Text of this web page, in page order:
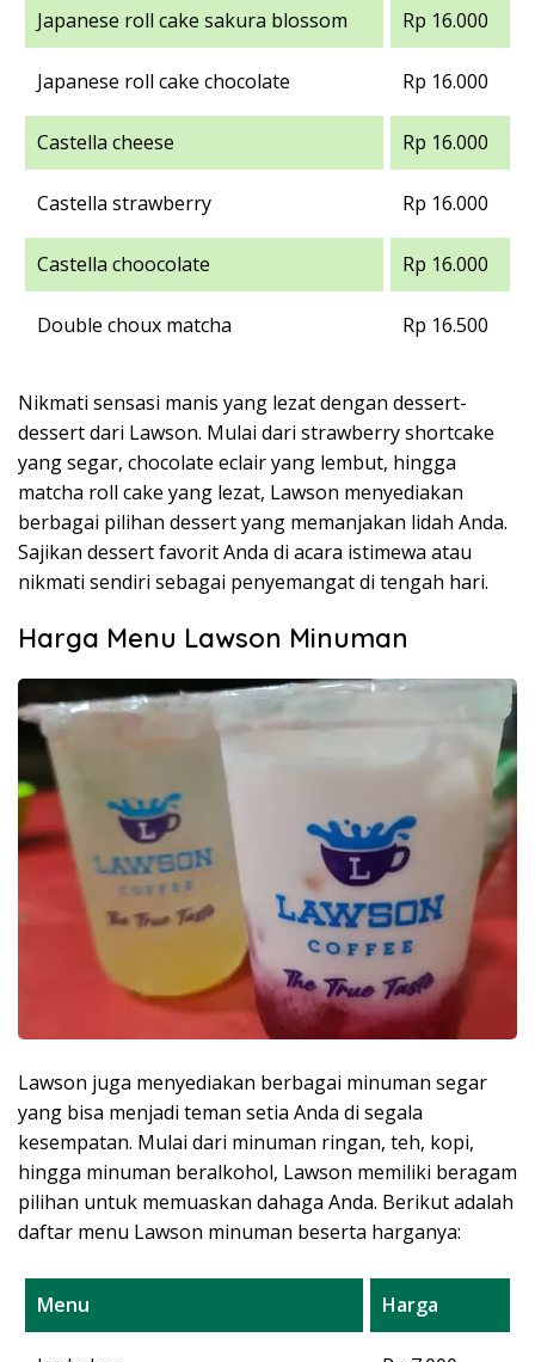
Japanese roll cake sakura blossom Rp 16.000
Japanese roll cake chocolate Rp 16.000
Castella cheese Rp 16.000
Castella strawberry Rp 16.000
Castella choocolate Rp 16.000
Double choux matcha Rp 16.500
Nikmati sensasi manis yang lezat dengan dessert-
dessert dari Lawson. Mulai dari strawberry shortcake
yang segar, chocolate eclair yang lembut, hingga
matcha roll cake yang lezat, Lawson menyediakan
berbagai pilihan dessert yang memanjakan lidah Anda.
Sajikan dessert favorit Anda di acara istimewa atau
nikmati sendiri sebagai penyemangat di tengah hari.
Harga Menu Lawson Minuman
Lawson juga menyediakan berbagai minuman segar
yang bisa menjadi teman setia Anda di segala
kesempatan. Mulai dari minuman ringan, teh, kopi,
hingga minuman beralkohol, Lawson memiliki beragam
pilihan untuk memuaskan dahaga Anda. Berikut adalah
daftar menu Lawson minuman beserta harganya:
Menu Harga